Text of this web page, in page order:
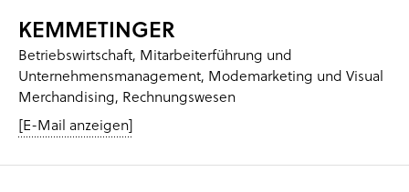
KEMMETINGER
Betriebswirtschaft, Mitarbeiterführung und
Unternehmensmanagement, Modemarketing und Visual
Merchandising, Rechnungswesen
[E-Mail anzeigen]